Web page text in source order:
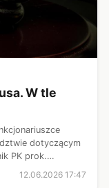
W tle
dotyczącym
PK prok.
12.06.2026 17:47